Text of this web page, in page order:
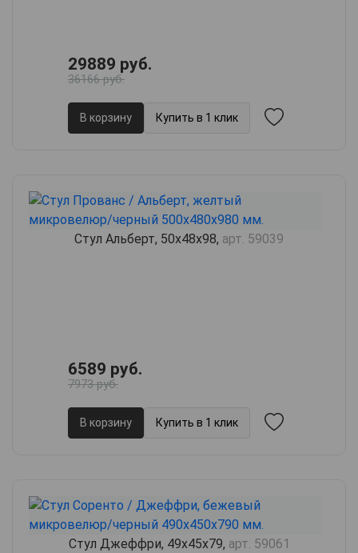
29889 руб.
36166 руб.
В корзину Купить в 1 клик
Стул Альберт, 50х48х98, арт. 59039
6589 руб.
7973 руб.
В корзину Купить в 1 клик
Стул Джеффри, 49х45х79, арт. 59061